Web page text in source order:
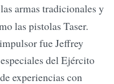
armas tradicionales y
las pistolas Taser.
fue Jeffrey
del Ejército
experiencias con